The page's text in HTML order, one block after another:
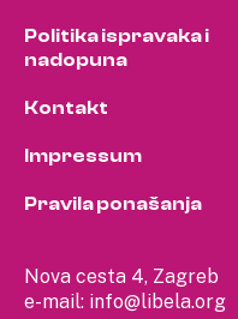
Nova cesta 4, Zagreb
e-mail: info@libela.org
Politika ispravaka i
nadopuna
Kontakt
Impressum
Pravila ponašanja